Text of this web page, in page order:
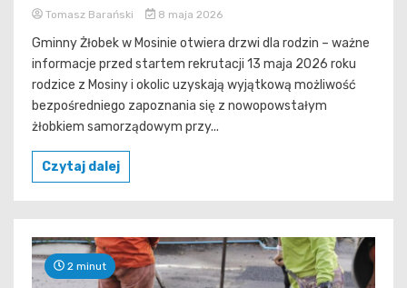
Tomasz Barański 8 maja 2026
Gminny Żłobek w Mosinie otwiera drzwi dla rodzin – ważne
informacje przed startem rekrutacji 13 maja 2026 roku
rodzice z Mosiny i okolic uzyskają wyjątkową możliwość
bezpośredniego zapoznania się z nowopowstałym
żłobkiem samorządowym przy...
Czytaj dalej
2 minut